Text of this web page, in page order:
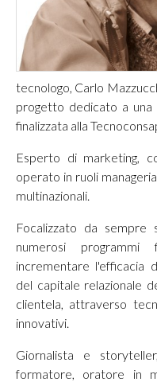
tecnologo, Carlo
progetto dedicato a una
finalizzata alla
Esperto di marketing,
operato in ruoli
multinazionali.
Focalizzato da sempre
numerosi programmi
incrementare l'efficacia
del capitale relazionale
clientela, attraverso
innovativi.
Giornalista e
formatore, oratore in